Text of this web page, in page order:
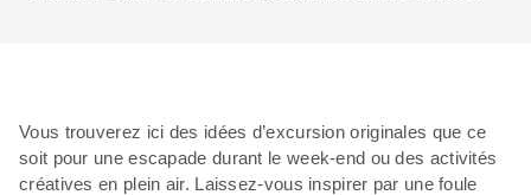
Vous trouverez ici des idées d’excursion originales que ce
soit pour une escapade durant le week-end ou des activités
créatives en plein air. Laissez-vous inspirer par une foule